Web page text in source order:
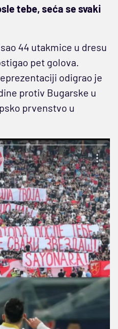
tebe, seća se svaki
44 utakmice u dresu
pet golova.
odigrao je
protiv Bugarske u
prvenstvo u